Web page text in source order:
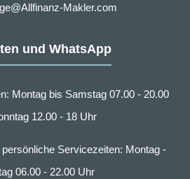
Makler.com
und WhatsApp
Montag bis Samstag 07.00 - 20.00
12.00 - 18 Uhr
persönliche Servicezeiten: Montag -
06.00 - 22.00 Uhr